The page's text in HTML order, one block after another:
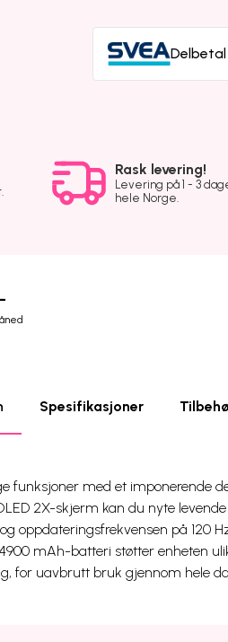
Rask levering!
Levering på 1 - 3
hele Norge.
Spesifikasjoner
funksjoner med et imponerende
2X-skjerm kan du nyte
oppdateringsfrekvensen på 120
mAh-batteri støtter enheten
for uavbrutt bruk gjennom hele